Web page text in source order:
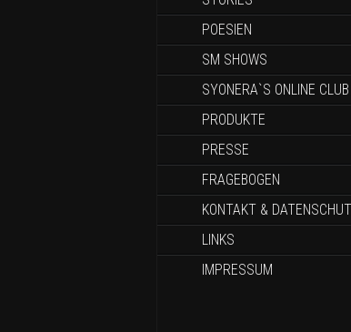
POESIEN
SM SHOWS
SYONERA`S ONLINE CLUB
PRODUKTE
PRESSE
FRAGEBOGEN
KONTAKT &
LINKS
IMPRESSUM